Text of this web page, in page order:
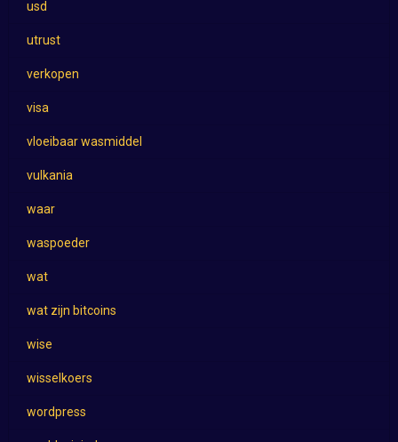
usd
utrust
verkopen
visa
vloeibaar wasmiddel
vulkania
waar
waspoeder
wat
wat zijn bitcoins
wise
wisselkoers
wordpress